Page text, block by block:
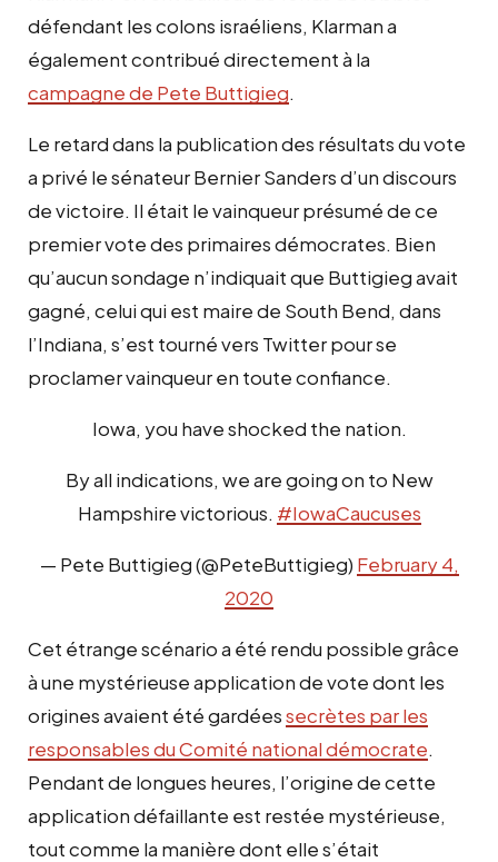
défendant les colons israéliens, Klarman a
également contribué directement à la
campagne de Pete Buttigieg.
Le retard dans la publication des résultats du vote
a privé le sénateur Bernier Sanders d’un discours
de victoire. Il était le vainqueur présumé de ce
premier vote des primaires démocrates. Bien
qu’aucun sondage n’indiquait que Buttigieg avait
gagné, celui qui est maire de South Bend, dans
l’Indiana, s’est tourné vers Twitter pour se
proclamer vainqueur en toute confiance.
Iowa, you have shocked the nation.
By all indications, we are going on to New
Hampshire victorious. #IowaCaucuses
— Pete Buttigieg (@PeteButtigieg) February 4,
2020
Cet étrange scénario a été rendu possible grâce
à une mystérieuse application de vote dont les
origines avaient été gardéessecrètes par les
responsables du Comité national démocrate.
Pendant de longues heures, l’origine de cette
application défaillante est restée mystérieuse,
tout comme la manière dont elle s’était